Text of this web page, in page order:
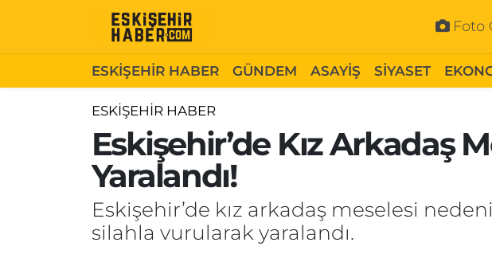
Foto
ESKİŞEHİR HABER GÜNDEM ASAYİŞ SİYASET
ESKİŞEHİR HABER
Eskişehir’de Kız Arkadaş
Yaralandı!
Eskişehir’de kız arkadaş meselesi
silahla vurularak yaralandı.
ESKİŞEHİR HABER
SİYASET
EKONOMİ
Gizlilik Politikası
Hakkımızda
İletişim
Odunpazarı Hava Durumu
Odunpazarı Trafik Yoğunluk Haritası
Süper Lig Puan Durumu ve Fikstür
Tüm Manşetler
Son Dakika Haberleri